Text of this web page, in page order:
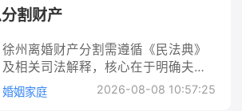
割”达成一致。沟通时需明确不分割的
原因（如暂时维持共有、一方自愿放
弃等），并记录协商过程（如聊天记
录、录音等），作为后续证明。 3. 签
订书面协议：无论是否有共同财产，
均需签订离婚协议，明确“双方无共同
括婚姻关系存续期间的工资、奖金、
知识产权收益、继承或受赠的财产
（明确只归一方的除外）等，原则上
由双方平等分割；个人财产包括婚前
财产、一方因人身损害获得的赔偿、
赔偿金），或双方明确约定为个人所
有的财产。共同财产则需满足“双方共
同出资”“用于共同生活”或“基于共同意
愿取得”等条件，例如双方共同打拼的
经营收入、共同支付首付的房产、约
定共同所有的存款等。 你可能想知
分割发生纠纷诉至法院，公证书可直
证据足以推翻公证内容。此外，涉及
不动产、存款等需要办理过户登记的
财产，部分登记机构也会要求提供公
证文书作为办理依据，避免因共有人
关系存续期间，有下列情形之一的，
同财产：（一）一方有隐藏、转移、
变卖、毁损、挥霍夫妻共同财产或者
伪造夫妻共同债务等严重损害夫妻共
付宝余额、游戏账号等）。此外，债
务承担、一方是否存在转移财产行
为、子女抚养需求等因素也会影响最
终分割结果。 例如，小王和小李婚后
下，离婚时法院会先认定该房产为共
质、掌握分割规则。婚后财产并非全
财产与个人财产两类，分割时需先明
确归属，再按法律规定或双方约定处
理。例如，小王与小李结婚后，小王
藏、转移财产，需注意诉讼时效（从
发现之日起3年内）。建议先收集财产
证据，确认是否为共同财产，优先协
商，协商不成及时起诉，以维护自身
合法权益。 离婚了财产没分割咋办 在
离婚过程中，财产分割往往是核心问
割财产
徐州离婚财产分割需遵循《民法典》
及相关司法解释，核心在于明确夫妻
共同财产与个人财产范围，按“男女平
等、照顾子女和女方权益、照顾无过
婚姻家庭 2026-08-08 10:57:25